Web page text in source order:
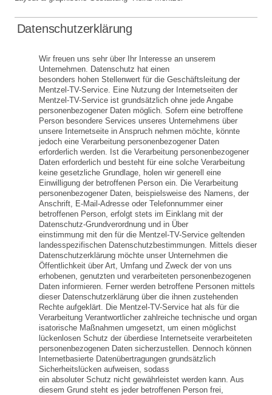
Datenschutzerklärung
Wir freuen uns sehr über Ihr Interesse an unserem
Unternehmen. Datenschutz hat einen
besonders hohen Stellenwert für die Geschäftsleitung der
Mentzel-TV-Service. Eine Nutzung der Internetseiten der
Mentzel-TV-Service ist grundsätzlich ohne jede Angabe
personenbezogener Daten möglich. Sofern eine betroffene
Person besondere Services unseres Unternehmens über
unsere Internetseite in Anspruch nehmen möchte, könnte
jedoch eine Verarbeitung personenbezogener Daten
erforderlich werden. Ist die Verarbeitung personenbezogener
Daten erforderlich und besteht für eine solche Verarbeitung
keine gesetzliche Grundlage, holen wir generell eine
Einwilligung der betroffenen Person ein. Die Verarbeitung
personenbezogener Daten, beispielsweise des Namens, der
Anschrift, E-Mail-Adresse oder Telefonnummer einer
betroffenen Person, erfolgt stets im Einklang mit der
Datenschutz-Grundverordnung und in Über
einstimmung mit den für die Mentzel-TV-Service geltenden
landesspezifischen Datenschutzbestimmungen. Mittels dieser
Datenschutzerklärung möchte unser Unternehmen die
Öffentlichkeit über Art, Umfang und Zweck der von uns
erhobenen, genutzten und verarbeiteten personenbezogenen
Daten informieren. Ferner werden betroffene Personen mittels
dieser Datenschutzerklärung über die ihnen zustehenden
Rechte aufgeklärt. Die Mentzel-TV-Service hat als für die
Verarbeitung Verantwortlicher zahlreiche technische und organ
isatorische Maßnahmen umgesetzt, um einen möglichst
lückenlosen Schutz der überdiese Internetseite verarbeiteten
personenbezogenen Daten sicherzustellen. Dennoch können
Internetbasierte Datenübertragungen grundsätzlich
Sicherheitslücken aufweisen, sodass
ein absoluter Schutz nicht gewährleistet werden kann. Aus
diesem Grund steht es jeder betroffenen Person frei,